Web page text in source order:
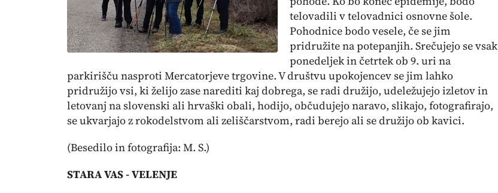
telovadili v telovadnici osnovne šole.
Pohodnice bodo vesele, če se jim
pridružite na potepanjih. Srečujejo se vsak
ponedeljek in četrtek ob 9. uri na
parkirišču nasproti Mercatorjeve trgovine. V društvu upokojencev se jim lahko
pridružijo vsi, ki želijo zase narediti kaj dobrega, se radi družijo, udeležujejo izletov in
letovanj na slovenski ali hrvaški obali, hodijo, občudujejo naravo, slikajo, fotografirajo,
se ukvarjajo z rokodelstvom ali zeliščarstvom, radi berejo ali se družijo ob kavici.
(Besedilo in fotografija: M. S.)
STARA VAS - VELENJE